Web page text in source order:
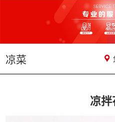
凉菜
凉拌